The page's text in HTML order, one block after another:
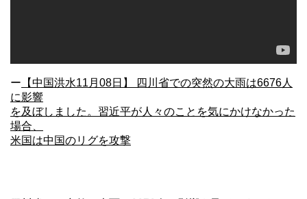
ー 【中国洪水11月08日】 四川省での突然の大雨は6676人
に影響
を及ぼしました。習近平が人々のことを気にかけなかった
場合、
米国は中国のリグを攻撃